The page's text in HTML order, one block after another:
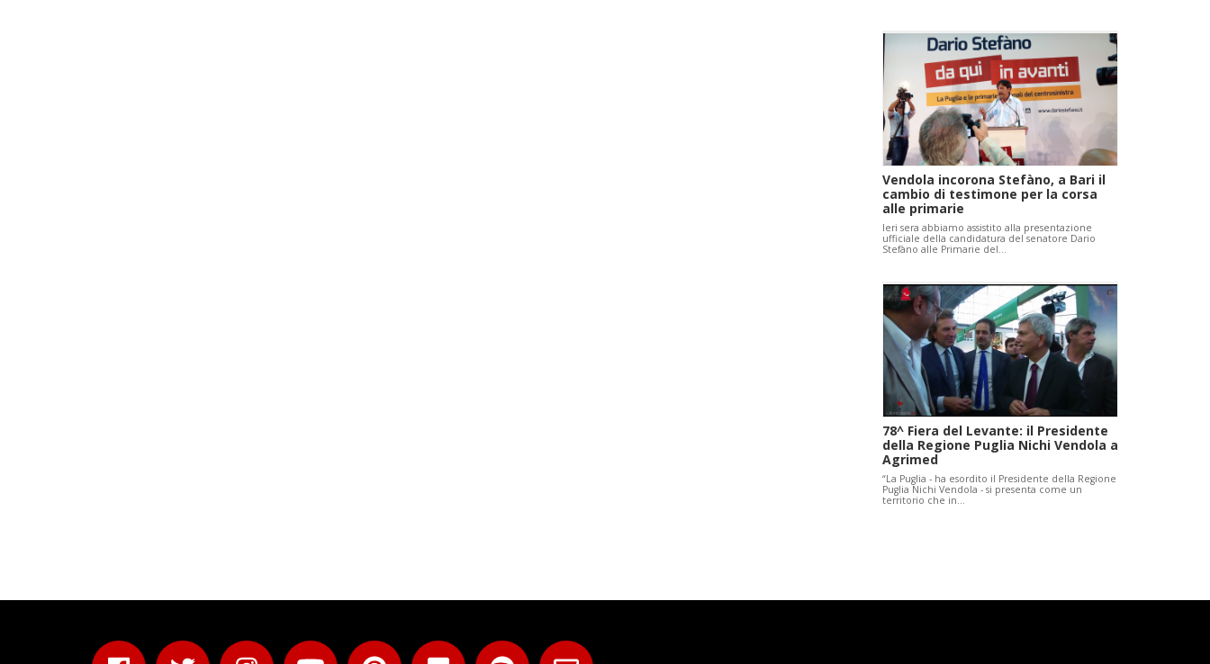
Vendola incorona Stefàno, a Bari il
cambio di testimone per la corsa
alle primarie
Ieri sera abbiamo assistito alla presentazione
ufficiale della candidatura del senatore Dario
Stefàno alle Primarie del…
78^ Fiera del Levante: il Presidente
della Regione Puglia Nichi Vendola a
Agrimed
“La Puglia - ha esordito il Presidente della Regione
Puglia Nichi Vendola - si presenta come un
territorio che in…